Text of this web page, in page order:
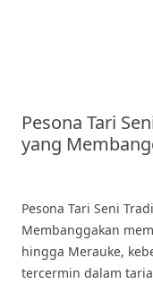
Pesona Tari
yang
Pesona Tari Seni
Membanggakan
hingga Merauke,
tercermin dalam